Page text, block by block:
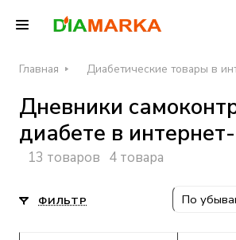
Главная Диабетические товары в
Дневники
диабете в
13 товаров 4 товара
ФИЛЬТР